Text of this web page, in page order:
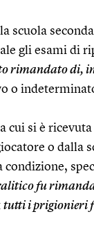
scuola
gli esami di
rimandato di,
o
cui si è ricevuta
o dalla
fu
tutti i prigionieri